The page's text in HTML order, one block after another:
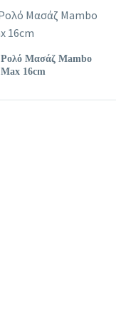
Ρολό Μασάζ Mambo
Max 16cm